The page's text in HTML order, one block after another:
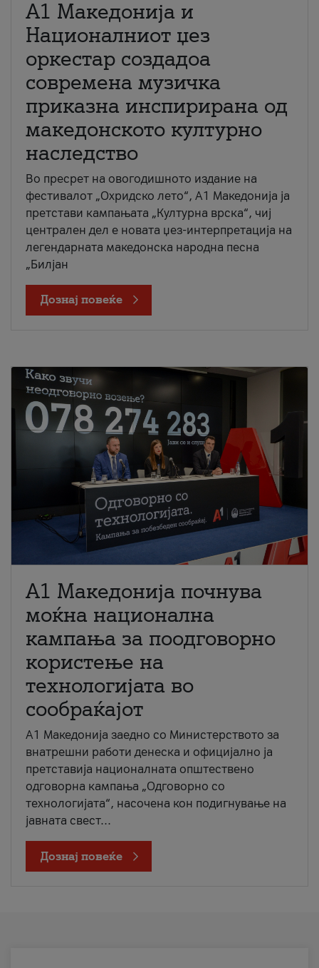
А1 Македонија и
Националниот џез
оркестар создадоа
современа музичка
приказна инспирирана од
македонското културно
наследство
Во пресрет на овогодишното издание на
фестивалот „Охридско лето“, А1 Македонија ја
претстави кампањата „Културна врска“, чиј
централен дел е новата џез-интерпретација на
легендарната македонска народна песна
„Билјан
Дознај повеќе
A1 Македонија почнува
моќна национална
кампања за поодговорно
користење на
технологијата во
сообраќајот
A1 Македонија заедно со Министерството за
внатрешни работи денеска и официјално ја
претставија националната општествено
одговорна кампања „Одговорно со
технологијата“, насочена кон подигнување на
јавната свест...
Дознај повеќе